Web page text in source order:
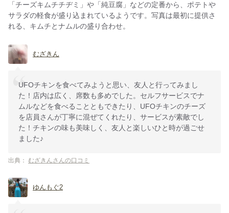
「チーズキムチチヂミ」や「純豆腐」などの定番から、ポテトや
サラダの軽食が盛り込まれているようです。写真は最初に提供さ
れる、キムチとナムルの盛り合わせ。
むざきん
UFOチキンを食べてみようと思い、友人と行ってみまし
た！店内は広く、席数も多めでした。セルフサービスでナ
ムルなどを食べることともできたり、UFOチキンのチーズ
を店員さんが丁寧に混ぜてくれたり、サービスが素敵でし
た！チキンの味も美味しく、友人と楽しいひと時が過ごせ
ました♪
出典： むざきんさんの口コミ
ゆんもぐ2